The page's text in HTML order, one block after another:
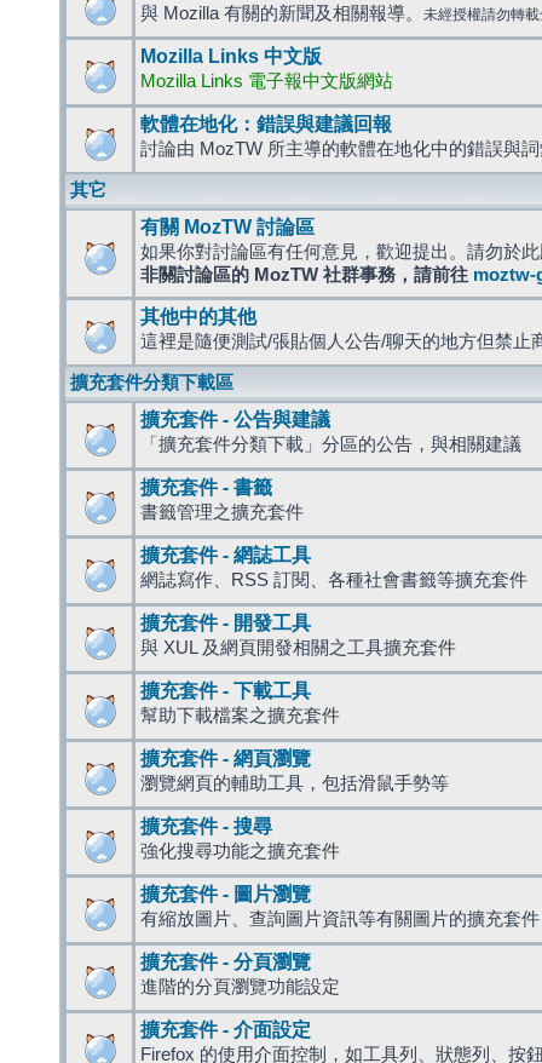
與 Mozilla 有關的新聞及相關報導。 未經授權請勿轉
Mozilla Links 中文版
Mozilla Links 電子報中文版網站
軟體在地化：錯誤與建議回報
討論由 MozTW 所主導的軟體在地化中的錯誤與
其它
有關 MozTW 討論區
如果你對討論區有任何意見，歡迎提出。請勿於
非關討論區的 MozTW 社群事務，請前往 moztw-
其他中的其他
這裡是隨便測試/張貼個人公告/聊天的地方但禁止
擴充套件分類下載區
擴充套件 - 公告與建議
「擴充套件分類下載」分區的公告，與相關建議
擴充套件 - 書籤
書籤管理之擴充套件
擴充套件 - 網誌工具
網誌寫作、RSS 訂閱、各種社會書籤等擴充套件
擴充套件 - 開發工具
與 XUL 及網頁開發相關之工具擴充套件
擴充套件 - 下載工具
幫助下載檔案之擴充套件
擴充套件 - 網頁瀏覽
瀏覽網頁的輔助工具，包括滑鼠手勢等
擴充套件 - 搜尋
強化搜尋功能之擴充套件
擴充套件 - 圖片瀏覽
有縮放圖片、查詢圖片資訊等有關圖片的擴充套件
擴充套件 - 分頁瀏覽
進階的分頁瀏覽功能設定
擴充套件 - 介面設定
Firefox 的使用介面控制，如工具列、狀態列、按